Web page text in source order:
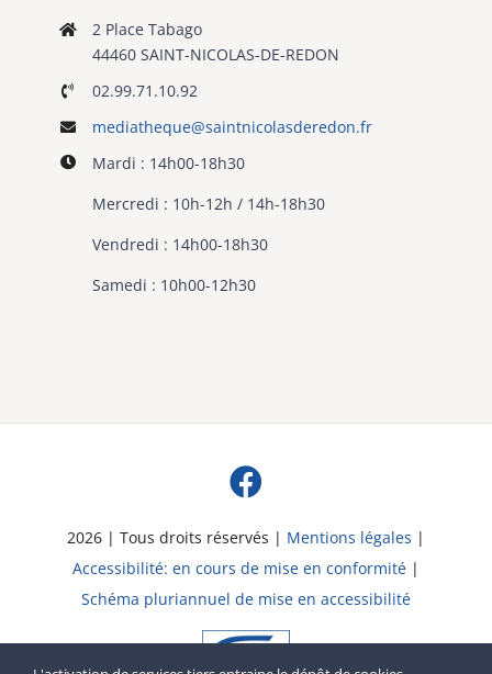
2 Place Tabago
44460 SAINT-NICOLAS-DE-REDON
02.99.71.10.92
mediatheque@saintnicolasderedon.fr
Mardi : 14h00-18h30
Mercredi : 10h-12h / 14h-18h30
Vendredi : 14h00-18h30
Samedi : 10h00-12h30
2026 | Tous droits réservés | Mentions légales |
Accessibilité: en cours de mise en conformité |
Schéma pluriannuel de mise en accessibilité